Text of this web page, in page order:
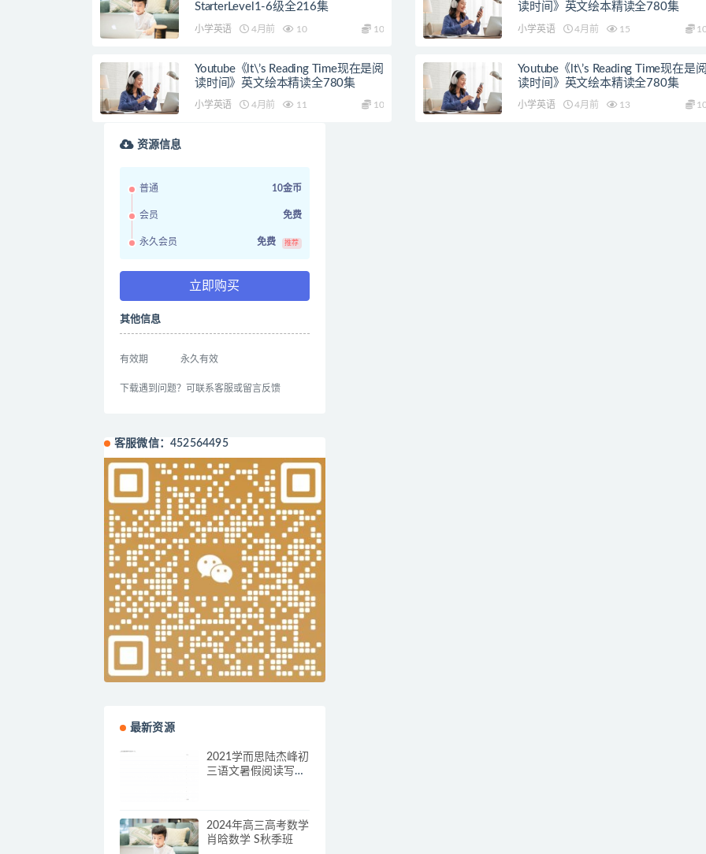
StarterLevel1-6级全216集
小学英语 4月前 10 10
读时间》英文绘本精读全780集
小学英语 4月前 15
Youtube《lt\’s Reading Time现在是阅
读时间》英文绘本精读全780集
小学英语 4月前 11 10
Youtube《lt\’s Reading Time现在是阅
读时间》英文绘本精读全780集
小学英语 4月前 13
资源信息
普通 10金币
会员 免费
永久会员 免费 推荐
立即购买
其他信息
有效期 永久有效
下载遇到问题？可联系客服或留言反馈
客服微信：452564495
最新资源
2021学而思陆杰峰初
三语文暑假阅读写作
2024年高三高考数学
肖晗数学 S秋季班